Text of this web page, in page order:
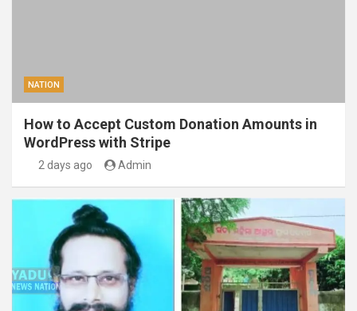
NATION
How to Accept Custom Donation Amounts in
WordPress with Stripe
2 days ago Admin